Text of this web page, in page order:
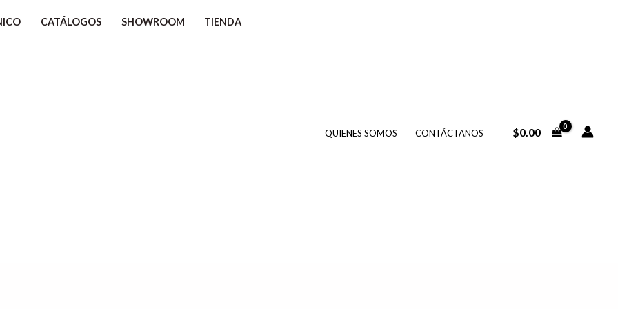
CATÁLOGOS SHOWROOM TIENDA
QUIENES SOMOS CONTÁCTANOS $0.00